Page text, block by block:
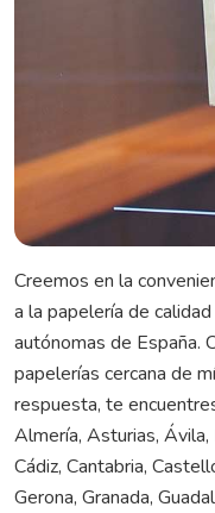
Creemos en la
a la papelería de
autónomas de España.
papelerías cercana de
respuesta, te
Almería, Asturias, Ávila,
Cádiz, Cantabria,
Gerona, Granada,